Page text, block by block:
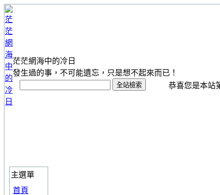
茫茫網海中的冷日
發生過的事，不可能遺忘，只是想不起來而已！
恭喜您是本站
主選單
首頁